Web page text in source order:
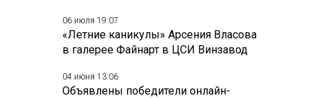
06 июля 19:07
«Летние каникулы» Арсения Власова
в галерее Файнарт в ЦСИ Винзавод
04 июня 13:06
Объявлены победители онлайн-